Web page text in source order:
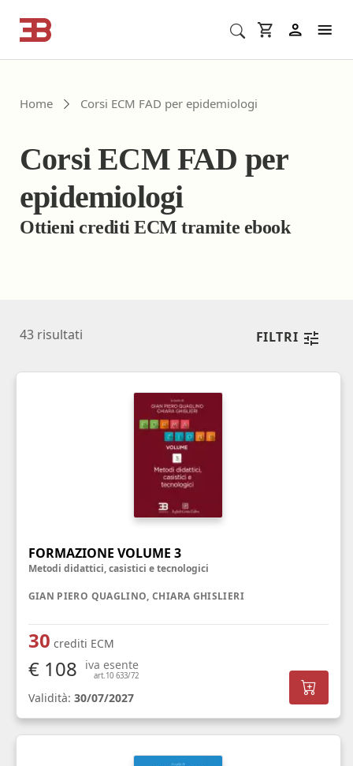
Cerca corsi ECM o altro
Home Corsi ECM FAD per epidemiologi
Corsi ECM FAD per
epidemiologi
Ottieni crediti ECM tramite ebook
43 risultati FILTRI
FORMAZIONE VOLUME 3
Metodi didattici, casistici e tecnologici
GIAN PIERO QUAGLINO, CHIARA GHISLIERI
30 crediti ECM
€ 108 iva esente
art.10 633/72
Validità: 30/07/2027